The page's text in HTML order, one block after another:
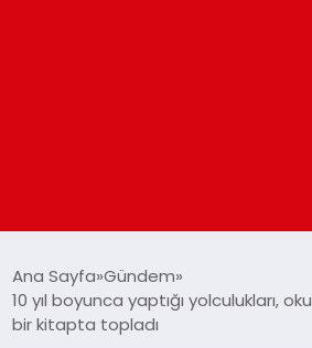
GÜNDEM
Ana Sayfa Gündem
10 yıl boyunca yaptığı yolculukları,
bir kitapta topladı